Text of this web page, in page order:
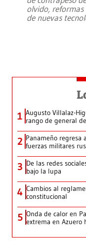
olvido, reformas
de nuevas
1 Augusto Villalaz-
rango de general
2 Panameño regresa
fuerzas militares
3 De las redes
bajo la lupa
4 Cambios al
constitucional
5 Onda de calor en
extrema en Azuero